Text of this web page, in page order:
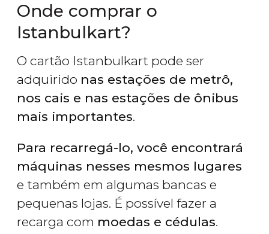
Onde comprar o
Istanbulkart?
O cartão Istanbulkart pode ser
adquirido nas estações de metrô,
nos cais e nas estações de ônibus
mais importantes.
Para recarregá-lo, você encontrará
máquinas nesses mesmos lugares
e também em algumas bancas e
pequenas lojas. É possível fazer a
recarga com moedas e cédulas.